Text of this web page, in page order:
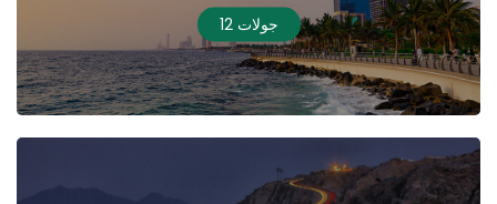
12 جولات